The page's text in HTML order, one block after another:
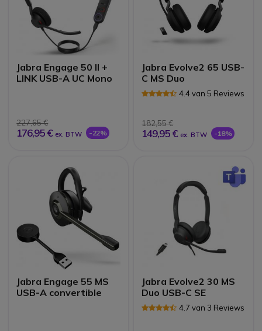
Jabra Engage 50 II +
LINK USB-A UC Mono
227,65 €
176,95 € ex. BTW -22%
Jabra Evolve2 65 USB-
C MS Duo
4.4 van 5 Reviews
182,55 €
149,95 € ex. BTW -18%
Jabra Engage 55 MS
USB-A convertible
Jabra Evolve2 30 MS
Duo USB-C SE
4.7 van 3 Reviews